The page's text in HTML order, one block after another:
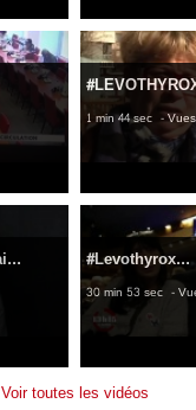
1 min 44 sec -
#Levothyrox...
30 min 53 sec -
Voir toutes les vidéos